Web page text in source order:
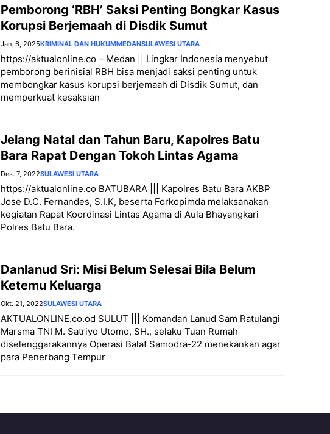
Pemborong ‘RBH’ Saksi Penting Bongkar Kasus
Korupsi Berjemaah di Disdik Sumut
Jan. 6, 2025KRIMINAL DAN HUKUMMEDANSULAWESI UTARA
https://aktualonline.co – Medan || Lingkar Indonesia menyebut
pemborong berinisial RBH bisa menjadi saksi penting untuk
membongkar kasus korupsi berjemaah di Disdik Sumut, dan
memperkuat kesaksian
Jelang Natal dan Tahun Baru, Kapolres Batu
Bara Rapat Dengan Tokoh Lintas Agama
Des. 7, 2022SULAWESI UTARA
https://aktualonline.co BATUBARA ||| Kapolres Batu Bara AKBP
Jose D.C. Fernandes, S.I.K, beserta Forkopimda melaksanakan
kegiatan Rapat Koordinasi Lintas Agama di Aula Bhayangkari
Polres Batu Bara.
Danlanud Sri: Misi Belum Selesai Bila Belum
Ketemu Keluarga
Okt. 21, 2022SULAWESI UTARA
AKTUALONLINE.co.od SULUT ||| Komandan Lanud Sam Ratulangi
Marsma TNI M. Satriyo Utomo, SH., selaku Tuan Rumah
diselenggarakannya Operasi Balat Samodra-22 menekankan agar
para Penerbang Tempur